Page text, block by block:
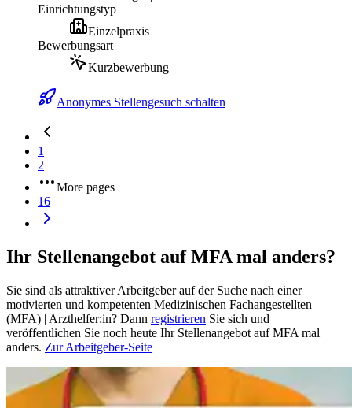
Einrichtungstyp
Einzelpraxis
Bewerbungsart
Kurzbewerbung
Anonymes Stellengesuch schalten
1
2
More pages
16
Ihr Stellenangebot auf MFA mal anders?
Sie sind als attraktiver Arbeitgeber auf der Suche nach einer
motivierten und kompetenten Medizinischen Fachangestellten
(MFA) | Arzthelfer:in? Dann registrieren Sie sich und
veröffentlichen Sie noch heute Ihr Stellenangebot auf MFA mal
anders. Zur Arbeitgeber-Seite